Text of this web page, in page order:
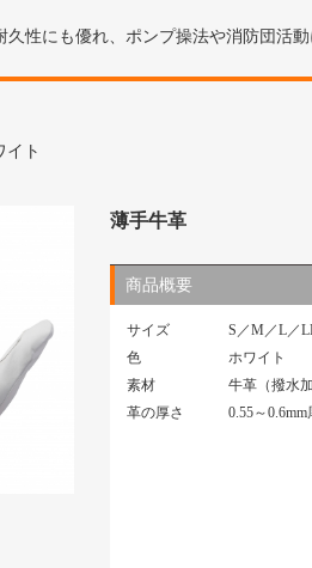
久性にも優れ、ポンプ操法や消防団活動
ト
薄手牛革
商品概要
サイズ
S／M／L／
色
ホワイト
素材
牛革（撥水加
革の厚さ
0.55～0.6mm